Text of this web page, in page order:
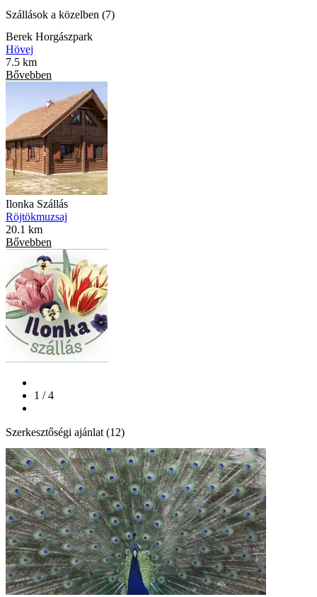
Szállások a közelben (7)
Berek Horgászpark
Hövej
7.5 km
Bővebben
Ilonka Szállás
Röjtökmuzsaj
20.1 km
Bővebben
1 / 4
Szerkesztőségi ajánlat (12)